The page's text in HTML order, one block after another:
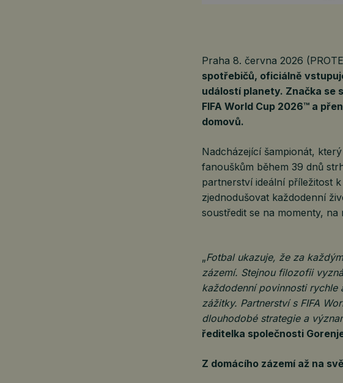
Praha 8. června 2026
spotřebičů, oficiálně
událostí planety. Značka
FIFA World Cup 2026™ a
domovů.
Nadcházející šampionát,
fanouškům během 39 dnů
partnerství ideální příležitost
zjednodušovat každodenní
soustředit se na momenty,
„Fotbal ukazuje, že za
zázemí. Stejnou filozofii
každodenní povinnosti rychle
zážitky. Partnerství s FIFA
dlouhodobé strategie a
ředitelka společnosti
Z domácího zázemí až na